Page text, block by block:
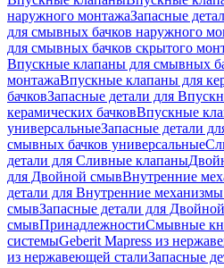
наружного монтажаЗапасные
для смывных бачков наружного
для смывных бачков скрытого
Впускные клапаны для смывных
монтажаВпускные клапаны для
бачковЗапасные детали для
керамических бачковВпускные
универсальныеЗапасные детали
смывных бачков универсальные
детали для Сливные клапаны
для Двойной смывВнутренние
детали для Внутренние
смывЗапасные детали для Двойной
смывПринадлежностиСмывные
системыGeberit Mapress из
из нержавеющей сталиЗапасные